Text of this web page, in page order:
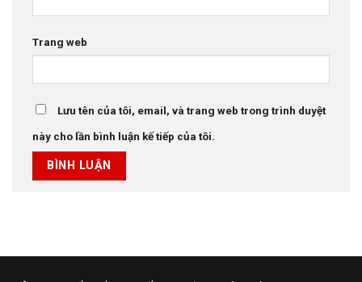
Trang web
Lưu tên của tôi, email, và trang web trong trình duyệt
này cho lần bình luận kế tiếp của tôi.